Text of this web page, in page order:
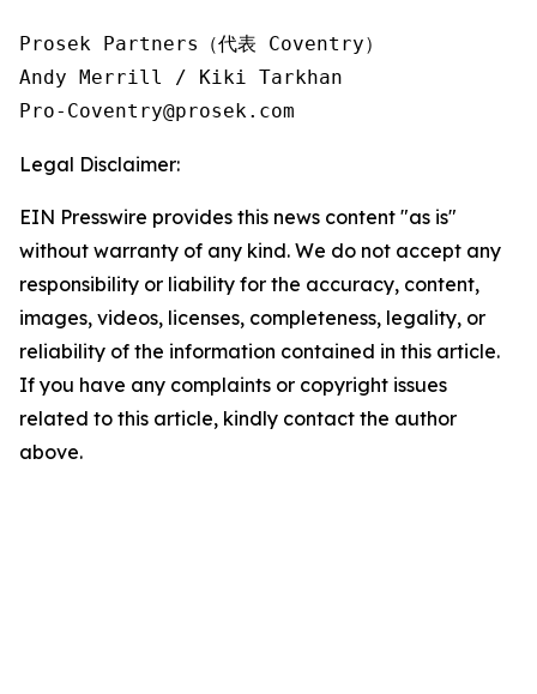
Prosek Partners（代表 Coventry）
Andy Merrill / Kiki Tarkhan
Pro-Coventry@prosek.com
Legal Disclaimer:
EIN Presswire provides this news content "as is"
without warranty of any kind. We do not accept any
responsibility or liability for the accuracy, content,
images, videos, licenses, completeness, legality, or
reliability of the information contained in this article.
If you have any complaints or copyright issues
related to this article, kindly contact the author
above.